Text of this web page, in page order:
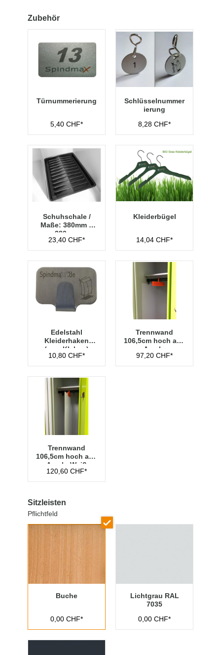
Zubehör
Türnummerierung
5,40 CHF*
Schlüsselnummer
ierung
8,28 CHF*
Schuhschale /
Maße: 380mm x
280mm
23,40 CHF*
Kleiderbügel
14,04 CHF*
Edelstahl
Kleiderhaken
(zum Kleben)
10,80 CHF*
Trennwand
106,5cm hoch aus
Acryl -
Transparent
97,20 CHF*
Trennwand
106,5cm hoch aus
Acryl - Weiß
120,60 CHF*
Sitzleisten
Pflichtfeld
Buche
0,00 CHF*
Lichtgrau RAL
7035
0,00 CHF*